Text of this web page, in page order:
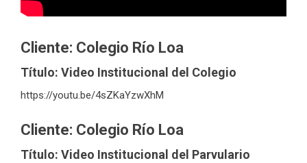
Cliente: Colegio Río Loa
Título: Video Institucional del Colegio
https://youtu.be/4sZKaYzwXhM
Cliente: Colegio Río Loa
Título: Video Institucional del Parvulario